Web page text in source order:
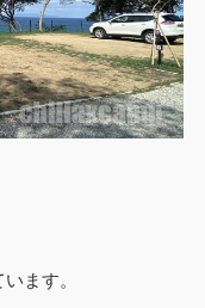
ます。